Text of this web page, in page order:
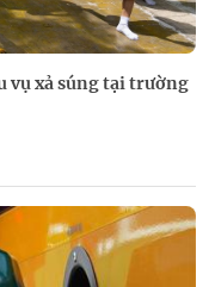
vụ xả súng tại trường